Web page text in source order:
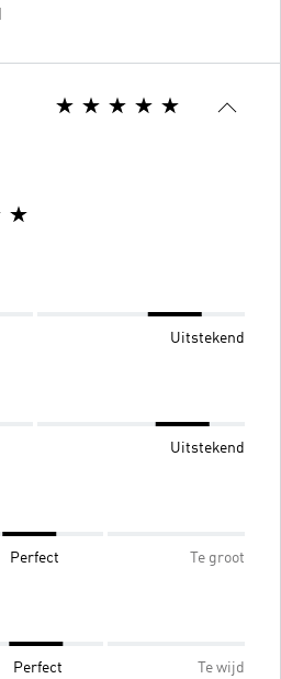
Uitstekend
Uitstekend
Perfect Te groot
Perfect Te wijd